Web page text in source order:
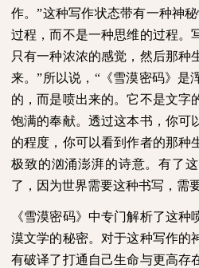
作。”这种写作状态带有一种神
过程，而不是一种思维的过程。
只有一种浓浓的感觉，然后那种
来。”所以说，“《雪漠密码》是
的，而是喷出来的。它不是文字
饱满的奉献。透过这本书，你可
的程度，你可以看到作者的那种
极致的汹涌澎湃的诗意。有了
了，因为世界需要这种书写，需
《雪漠密码》中专门解析了这
漠文学的秘密。对于这种写作的
有破译了打通自己生命与更高存